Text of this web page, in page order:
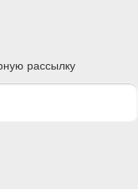
рассылку